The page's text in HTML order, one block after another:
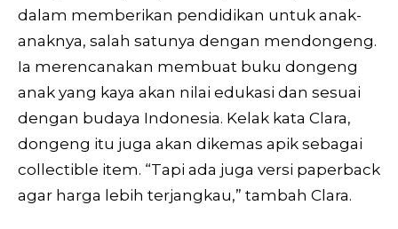
dalam memberikan pendidikan untuk anak-
anaknya, salah satunya dengan mendongeng.
Ia merencanakan membuat buku dongeng
anak yang kaya akan nilai edukasi dan sesuai
dengan budaya Indonesia. Kelak kata Clara,
dongeng itu juga akan dikemas apik sebagai
collectible item. “Tapi ada juga versi paperback
agar harga lebih terjangkau,” tambah Clara.